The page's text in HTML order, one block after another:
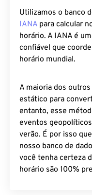
Utilizamos o banco
IANA para calcular
horário. A IANA é
confiável que
horário mundial.
A maioria dos
estático para
entanto, esse
eventos
verão. É por isso
nosso banco de
você tenha certeza
horário são 100%